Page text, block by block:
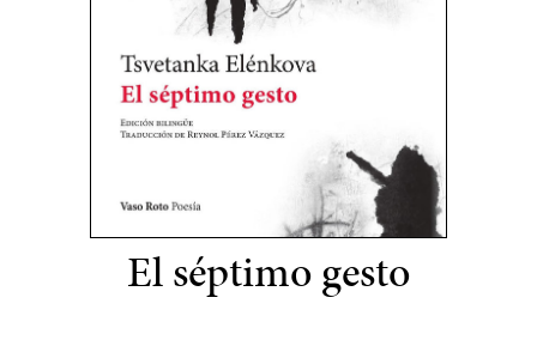
El séptimo gesto